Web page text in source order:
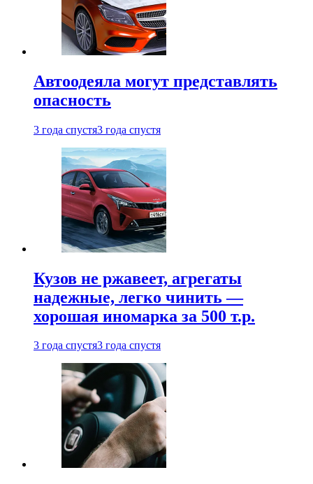
Автоодеяла могут представлять
опасность
3 года спустя3 года спустя
Кузов не ржавеет, агрегаты
надежные, легко чинить —
хорошая иномарка за 500 т.р.
3 года спустя3 года спустя